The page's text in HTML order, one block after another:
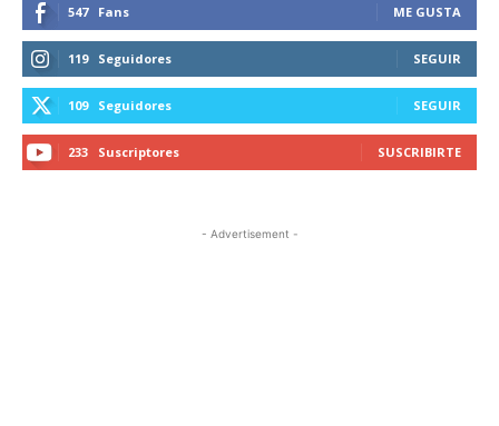
547 Fans ME GUSTA
119 Seguidores SEGUIR
109 Seguidores SEGUIR
233 Suscriptores SUSCRIBIRTE
- Advertisement -